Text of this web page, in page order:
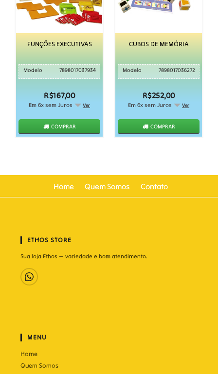
FUNÇÕES EXECUTIVAS
Modelo 7898017037934
R$167,00
Em 6x sem Juros Ver
COMPRAR
CUBOS DE MEMÓRIA
Modelo 7898017036272
R$252,00
Em 6x sem Juros Ver
COMPRAR
Home Quem Somos Contato
ETHOS STORE
Sua loja Ethos — variedade e bom atendimento.
MENU
Home
Quem Somos